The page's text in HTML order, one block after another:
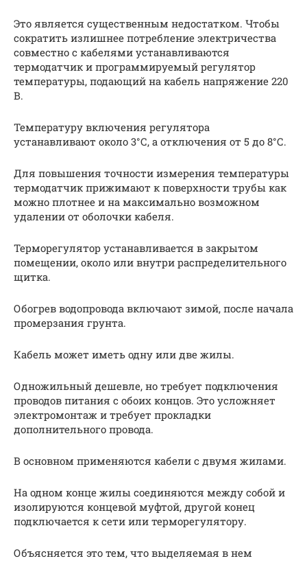
Это является существенным недостатком. Чтобы
сократить излишнее потребление электричества
совместно с кабелями устанавливаются
термодатчик и программируемый регулятор
температуры, подающий на кабель напряжение 220
В.
Температуру включения регулятора
устанавливают около 3°С, а отключения от 5 до 8°С.
Для повышения точности измерения температуры
термодатчик прижимают к поверхности трубы как
можно плотнее и на максимально возможном
удалении от оболочки кабеля.
Терморегулятор устанавливается в закрытом
помещении, около или внутри распределительного
щитка.
Обогрев водопровода включают зимой, после начала
промерзания грунта.
Кабель может иметь одну или две жилы.
Одножильный дешевле, но требует подключения
проводов питания с обоих концов. Это усложняет
электромонтаж и требует прокладки
дополнительного провода.
В основном применяются кабели с двумя жилами.
На одном конце жилы соединяются между собой и
изолируются концевой муфтой, другой конец
подключается к сети или терморегулятору.
Объясняется это тем, что выделяемая в нем